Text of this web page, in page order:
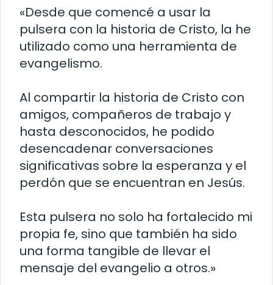
«Desde que comencé a usar la
pulsera con la historia de Cristo, la he
utilizado como una herramienta de
evangelismo.
Al compartir la historia de Cristo con
amigos, compañeros de trabajo y
hasta desconocidos, he podido
desencadenar conversaciones
significativas sobre la esperanza y el
perdón que se encuentran en Jesús.
Esta pulsera no solo ha fortalecido mi
propia fe, sino que también ha sido
una forma tangible de llevar el
mensaje del evangelio a otros.»